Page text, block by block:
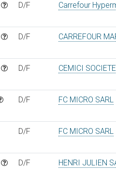
D/F Carrefour
D/F CARREFOUR
D/F CEMICI
D/F FC MICRO SARL
D/F FC MICRO SARL
D/F HENRI JULIEN